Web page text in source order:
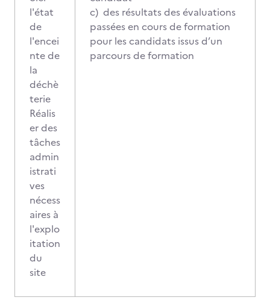
l'état
de
l'encei
nte de
la
déchè
terie
Réalis
er des
tâches
admin
istrati
ves
nécess
aires à
l'explo
itation
du
site
c) des résultats des évaluations
passées en cours de formation
pour les candidats issus d’un
parcours de formation